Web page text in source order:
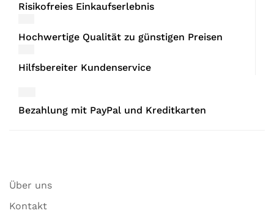
Risikofreies Einkaufserlebnis
Hochwertige Qualität zu günstigen Preisen
Hilfsbereiter Kundenservice
Bezahlung mit PayPal und Kreditkarten
Über uns
Kontakt